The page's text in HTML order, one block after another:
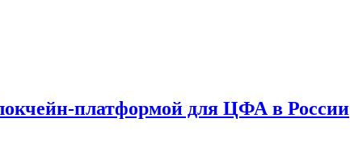
платформой для ЦФА в России